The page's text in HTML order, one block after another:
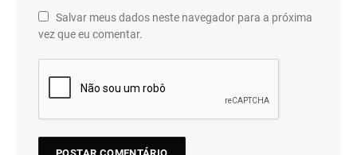
Salvar meus dados neste navegador para a próxima
vez que eu comentar.